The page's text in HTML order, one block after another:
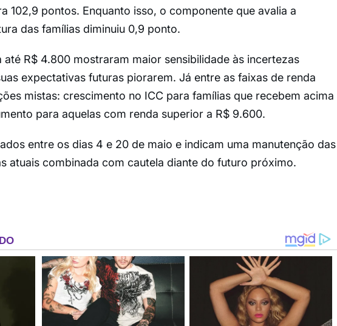
102,9 pontos. Enquanto isso, o componente que avalia a
das famílias diminuiu 0,9 ponto.
até R$ 4.800 mostraram maior sensibilidade às incertezas
expectativas futuras piorarem. Já entre as faixas de renda
mistas: crescimento no ICC para famílias que recebem acima
para aquelas com renda superior a R$ 9.600.
entre os dias 4 e 20 de maio e indicam uma manutenção das
atuais combinada com cautela diante do futuro próximo.